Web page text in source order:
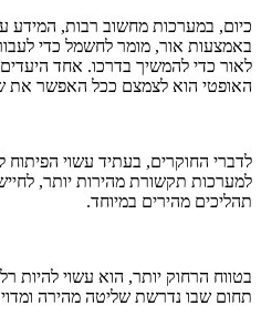
כיום, במערכות מחשוב רבות, המידע
באמצעות אור, מומר לחשמל כדי
לאור כדי להמשיך בדרכו. אחד
האופטי הוא לצמצם ככל האפשר את
לדברי החוקרים, בעתיד עשוי
למערכות תקשורת מהירות יותר,
תהליכים מהירים במיוחד.
בטווח הרחוק יותר, הוא עשוי להיות
תחום שבו נדרשת שליטה מהירה